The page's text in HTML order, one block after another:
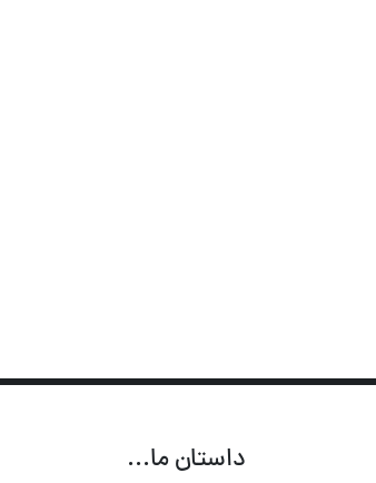
داستان ما...